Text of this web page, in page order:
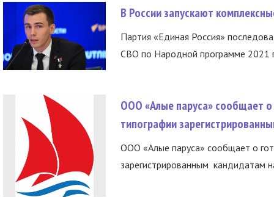
В России запускают
Партия «Единая Россия»
СВО по Народной программе 2021
ООО «Алые паруса» сообщает о
типографии
ООО «Алые паруса» сообщает о
зарегистрированным кандидатам